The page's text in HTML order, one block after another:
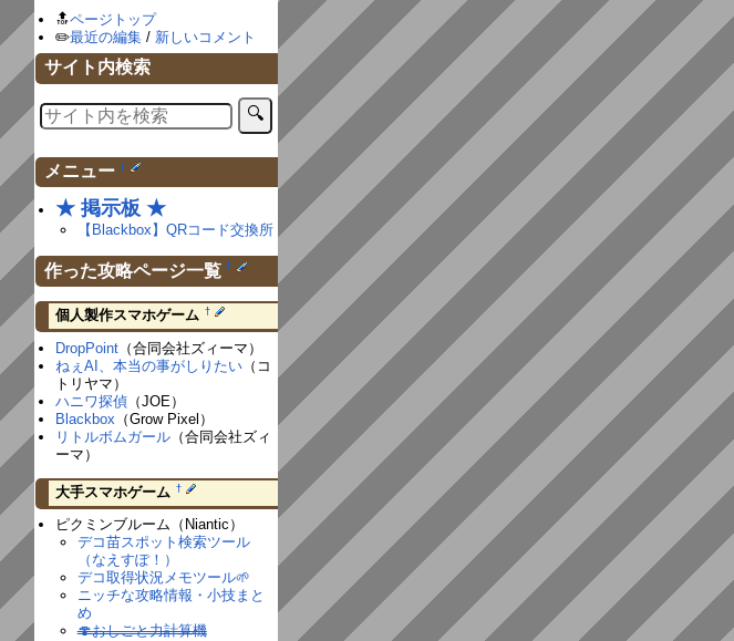
🔝ページトップ
✏️最近の編集 / 新しいコメント
サイト内検索
メニュー †
★ 掲示板 ★
【Blackbox】QRコード交換所
作った攻略ページ一覧 †
個人製作スマホゲーム †
DropPoint （合同会社ズィーマ）
ねぇAI、本当の事がしりたい （コ
トリヤマ）
ハニワ探偵 （JOE）
Blackbox （Grow Pixel）
リトルボムガール （合同会社ズィ
ーマ）
大手スマホゲーム †
ピクミンブルーム（Niantic）
デコ苗スポット検索ツール
（なえすぽ！）
デコ取得状況メモツール🌱
ニッチな攻略情報・小技まと
め
🍄おしごと力計算機